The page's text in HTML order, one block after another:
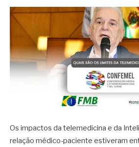
Os impactos da telemedicina e da
relação médico-paciente estiveram